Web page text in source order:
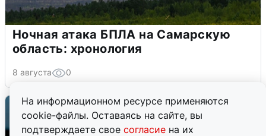
На информационном ресурсе применяются
cookie-файлы. Оставаясь на сайте, вы
подтверждаете свое согласие на их
Ночная атака БПЛА на Самарскую
область: хронология
8 августа 0